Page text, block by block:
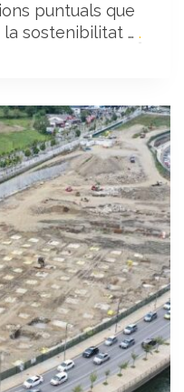
puntuals que
la sostenibilitat … .